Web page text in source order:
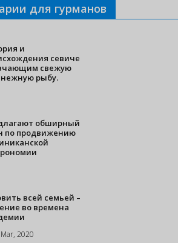
для гурманов
и
севиче
свежую
рыбу.
обширный
по продвижению
всей семьей –
во времена
2020